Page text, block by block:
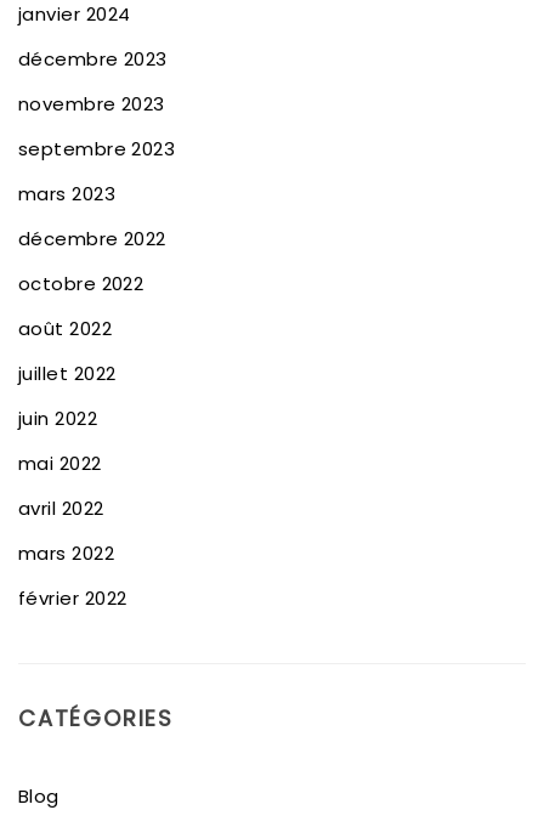
janvier 2024
décembre 2023
novembre 2023
septembre 2023
mars 2023
décembre 2022
octobre 2022
août 2022
juillet 2022
juin 2022
mai 2022
avril 2022
mars 2022
février 2022
CATÉGORIES
Blog